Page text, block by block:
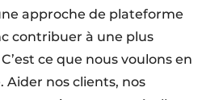
approche de plateforme
contribuer à une plus
ce que nous voulons en
Aider nos clients, nos